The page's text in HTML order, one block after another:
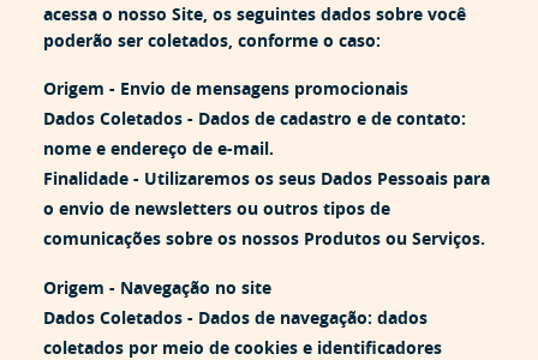
acessa o nosso Site, os seguintes dados sobre você
poderão ser coletados, conforme o caso:
Origem - Envio de mensagens promocionais
Dados Coletados - Dados de cadastro e de contato:
nome e endereço de e-mail.
Finalidade - Utilizaremos os seus Dados Pessoais para
o envio de newsletters ou outros tipos de
comunicações sobre os nossos Produtos ou Serviços.
Origem - Navegação no site
Dados Coletados - Dados de navegação: dados
coletados por meio de cookies e identificadores